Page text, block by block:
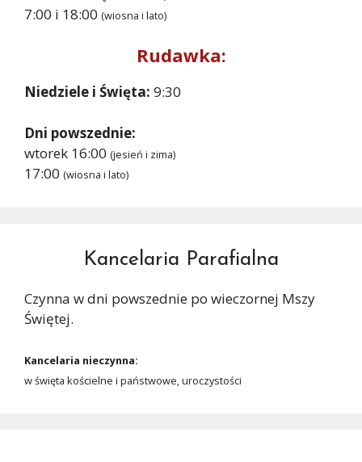
7:00 i 18:00 (wiosna i lato)
Rudawka:
Niedziele i Święta: 9:30
Dni powszednie:
wtorek 16:00 (jesień i zima)
17:00 (wiosna i lato)
Kancelaria Parafialna
Czynna w dni powszednie po wieczornej Mszy
Świętej.
Kancelaria nieczynna:
w święta kościelne i państwowe, uroczystości